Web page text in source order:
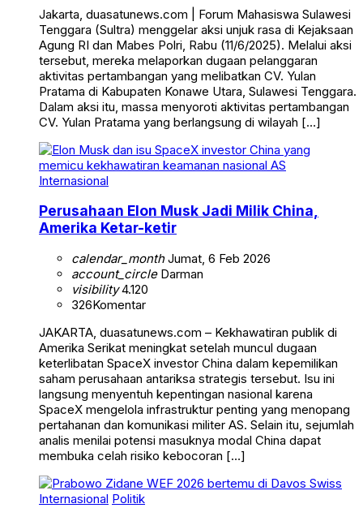
Jakarta, duasatunews.com | Forum Mahasiswa Sulawesi
Tenggara (Sultra) menggelar aksi unjuk rasa di Kejaksaan
Agung RI dan Mabes Polri, Rabu (11/6/2025). Melalui aksi
tersebut, mereka melaporkan dugaan pelanggaran
aktivitas pertambangan yang melibatkan CV. Yulan
Pratama di Kabupaten Konawe Utara, Sulawesi Tenggara.
Dalam aksi itu, massa menyoroti aktivitas pertambangan
CV. Yulan Pratama yang berlangsung di wilayah […]
Internasional
Perusahaan Elon Musk Jadi Milik China,
Amerika Ketar-ketir
calendar_monthJumat, 6 Feb 2026
account_circleDarman
visibility4.120
326Komentar
JAKARTA, duasatunews.com – Kekhawatiran publik di
Amerika Serikat meningkat setelah muncul dugaan
keterlibatan SpaceX investor China dalam kepemilikan
saham perusahaan antariksa strategis tersebut. Isu ini
langsung menyentuh kepentingan nasional karena
SpaceX mengelola infrastruktur penting yang menopang
pertahanan dan komunikasi militer AS. Selain itu, sejumlah
analis menilai potensi masuknya modal China dapat
membuka celah risiko kebocoran […]
Internasional Politik